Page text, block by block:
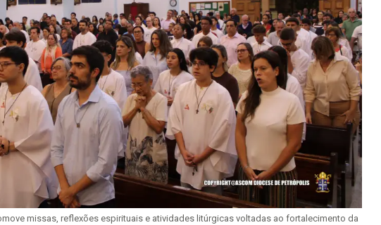
missas, reflexões espirituais e atividades litúrgicas voltadas ao fortalecimento da